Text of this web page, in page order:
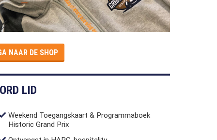
NAAR DE SHOP
LID
Weekend Toegangskaart & Programmaboek
Historic Grand Prix